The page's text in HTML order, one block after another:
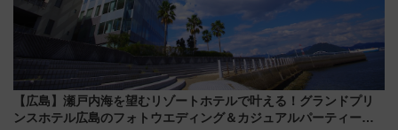
【広島】瀬戸内海を望むリゾートホテルで叶える！グランドプリ
ンスホテル広島のフォトウエディング＆カジュアルパーティープ